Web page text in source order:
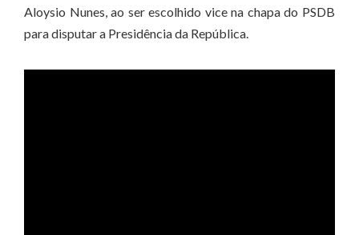
Aloysio Nunes, ao ser escolhido vice na chapa do PSDB
para disputar a Presidência da República.